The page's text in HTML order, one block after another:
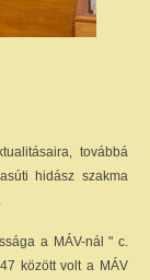
továbbá
hidász szakma
a MÁV-nál " c.
között volt a MÁV